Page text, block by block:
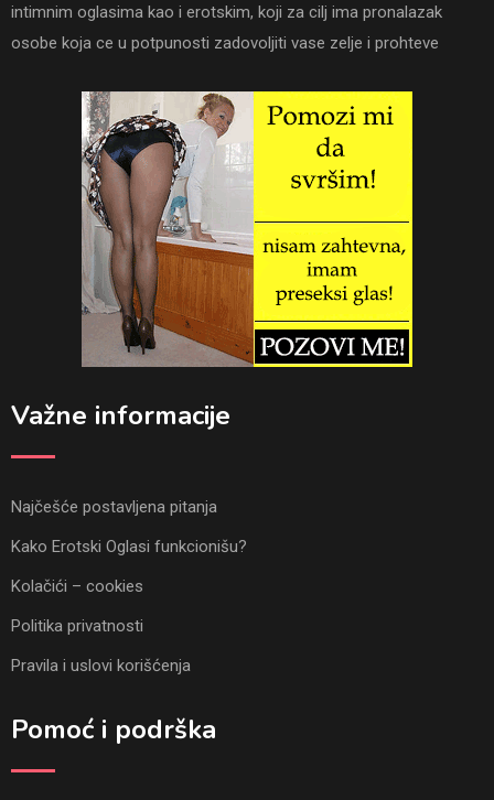
intimnim oglasima kao i erotskim, koji za cilj ima pronalazak
osobe koja ce u potpunosti zadovoljiti vase zelje i prohteve
Važne informacije
Najčešće postavljena pitanja
Kako Erotski Oglasi funkcionišu?
Kolačići – cookies
Politika privatnosti
Pravila i uslovi korišćenja
Pomoć i podrška